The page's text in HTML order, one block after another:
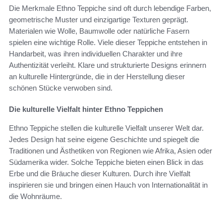
Die Merkmale Ethno Teppiche sind oft durch lebendige Farben,
geometrische Muster und einzigartige Texturen geprägt.
Materialen wie Wolle, Baumwolle oder natürliche Fasern
spielen eine wichtige Rolle. Viele dieser Teppiche entstehen in
Handarbeit, was ihren individuellen Charakter und ihre
Authentizität verleiht. Klare und strukturierte Designs erinnern
an kulturelle Hintergründe, die in der Herstellung dieser
schönen Stücke verwoben sind.
Die kulturelle Vielfalt hinter Ethno Teppichen
Ethno Teppiche stellen die kulturelle Vielfalt unserer Welt dar.
Jedes Design hat seine eigene Geschichte und spiegelt die
Traditionen und Ästhetiken von Regionen wie Afrika, Asien oder
Südamerika wider. Solche Teppiche bieten einen Blick in das
Erbe und die Bräuche dieser Kulturen. Durch ihre Vielfalt
inspirieren sie und bringen einen Hauch von Internationalität in
die Wohnräume.